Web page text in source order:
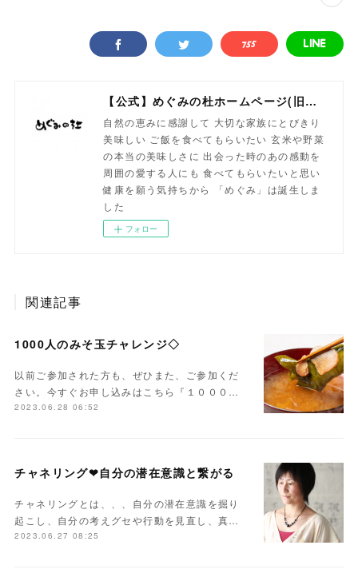
【公式】めぐみの杜ホームページ(旧自然食工房）
自然の恵みに感謝して 大切な家族にとびきり
美味しい ご飯を食べてもらいたい 玄米や野菜
の本当の美味しさに 出会った時のあの感動を
周囲の愛する人にも 食べてもらいたいと思い
健康を願う気持ちから 「めぐみ」は誕生しま
した
フォロー
関連記事
1000人のみそ玉チャレンジ◇
以前ご参加された方も、ぜひまた、ご参加くだ
さい。今すぐお申し込みはこちら『１０００…
2023.06.28 06:52
チャネリング❤自分の潜在意識と繋がる
チャネリングとは、、、自分の潜在意識を掘り
起こし、自分の考えグセや行動を見直し、真…
2023.06.27 08:25